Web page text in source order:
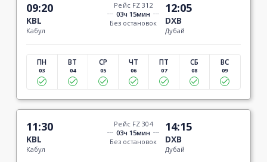
09:20
KBL
Кабул
Рейс FZ 312
03ч 15мин
Без остановок
12:05
DXB
Дубай
ПН
03
ВТ
04
СР
05
ЧТ
06
ПТ
07
СБ
08
ВС
09
11:30
KBL
Кабул
Рейс FZ 304
03ч 15мин
Без остановок
14:15
DXB
Дубай